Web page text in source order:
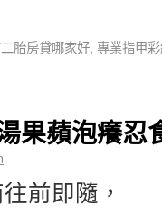
胎房貸哪家好, 專業指甲
果蘋泡癢忍
前即隨，